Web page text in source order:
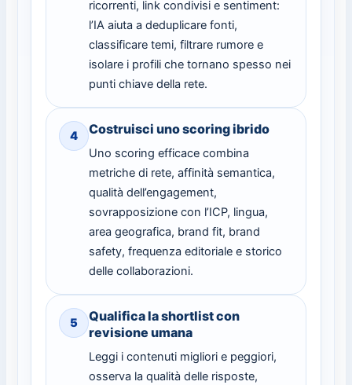
ricorrenti, link condivisi e sentiment:
l’IA aiuta a deduplicare fonti,
classificare temi, filtrare rumore e
isolare i profili che tornano spesso nei
punti chiave della rete.
4 Costruisci uno scoring ibrido
Uno scoring efficace combina
metriche di rete, affinità semantica,
qualità dell’engagement,
sovrapposizione con l’ICP, lingua,
area geografica, brand fit, brand
safety, frequenza editoriale e storico
delle collaborazioni.
5
Qualifica la shortlist con
revisione umana
Leggi i contenuti migliori e peggiori,
osserva la qualità delle risposte,